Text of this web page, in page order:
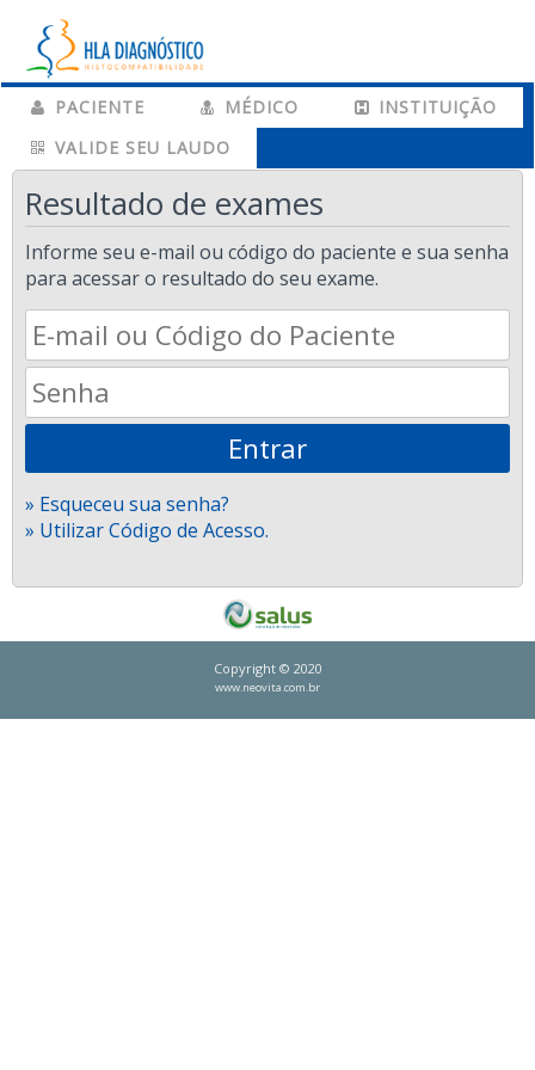
PACIENTE MÉDICO
INSTITUIÇÃO
VALIDE SEU LAUDO
Resultado de exames
Informe seu e-mail ou código do paciente e sua senha
para acessar o resultado do seu exame.
» Esqueceu sua senha?
» Utilizar Código de Acesso.
Copyright © 2020
www.neovita.com.br